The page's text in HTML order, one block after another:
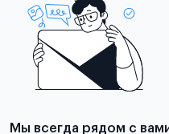
Мы всегда рядом с